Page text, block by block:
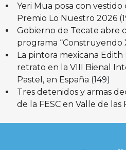
Yeri Mua posa con
Premio Lo Nuestro 2026
Gobierno de Tecate abre
programa “Construyendo
La pintora mexicana Edith
retrato en la VIII Bienal
Pastel, en España (149)
Tres detenidos y armas
de la FESC en Valle de las